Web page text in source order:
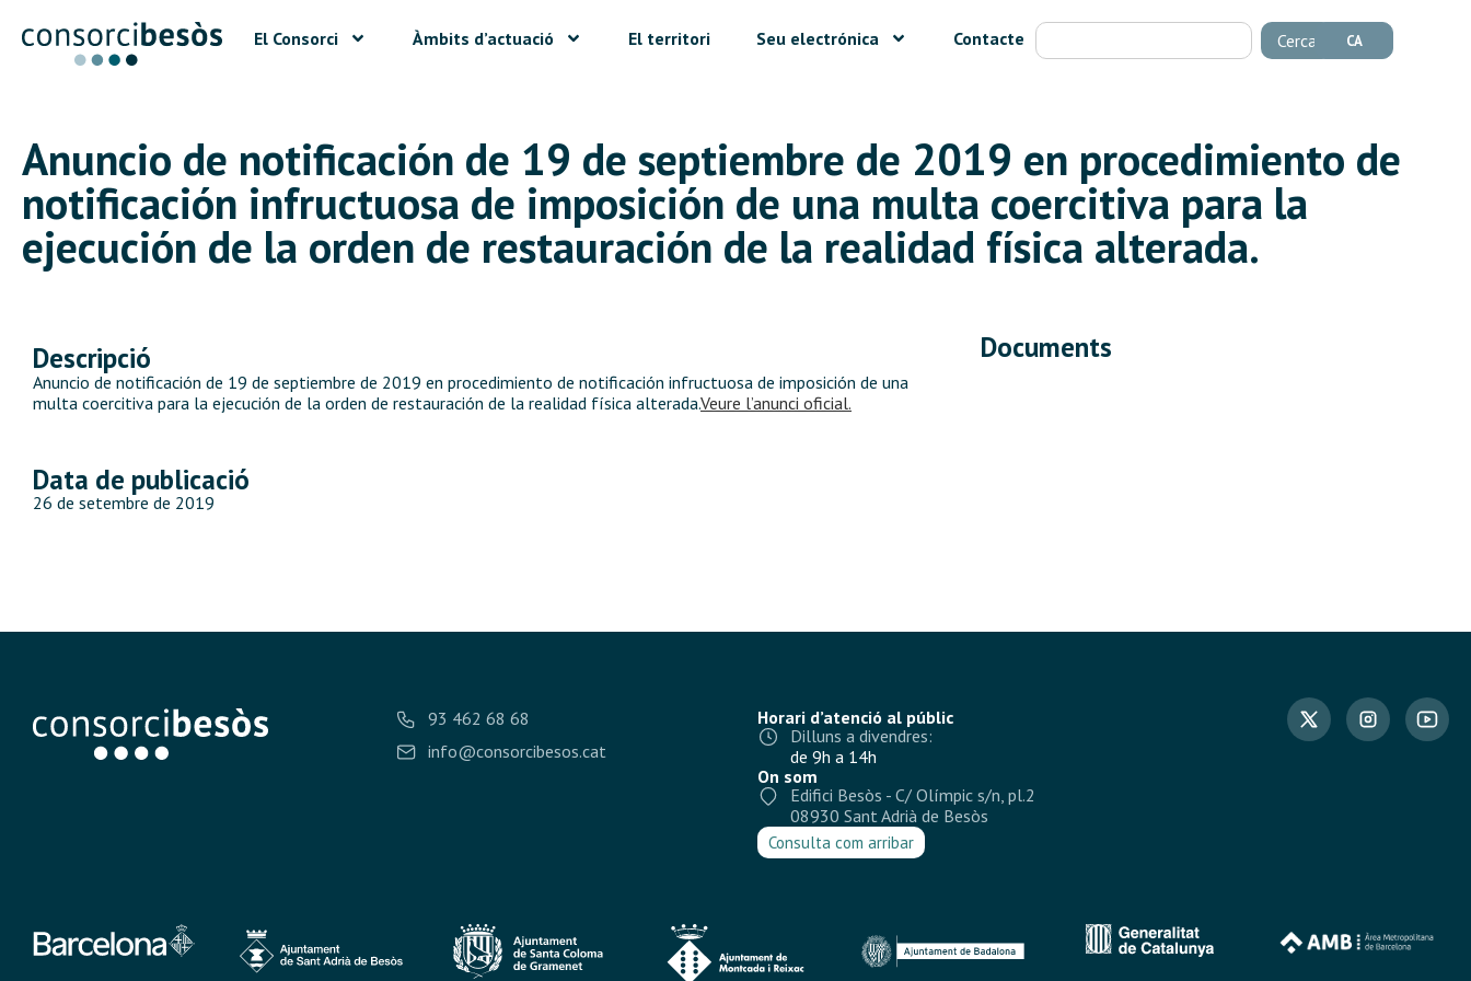
El Consorci Àmbits d’actuació El territori Seu electrónica Contacte Cerca CA
Anuncio de notificación de 19 de septiembre de 2019 en procedimiento de
notificación infructuosa de imposición de una multa coercitiva para la
ejecución de la orden de restauración de la realidad física alterada.
Descripció
Anuncio de notificación de 19 de septiembre de 2019 en procedimiento de notificación infructuosa de imposición de una
multa coercitiva para la ejecución de la orden de restauración de la realidad física alterada.Veure l’anunci oficial.
Data de publicació
26 de setembre de 2019
Documents
93 462 68 68
info@consorcibesos.cat
Horari d’atenció al públic
Dilluns a divendres:
de 9h a 14h
On som
Edifici Besòs - C/ Olímpic s/n, pl.2
08930 Sant Adrià de Besòs
Consulta com arribar